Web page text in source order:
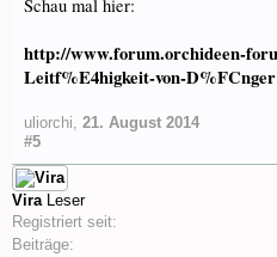
Schau mal hier:
http://www.forum.orchideen-
Leitf%E4higkeit-von-D%FCnger
uliorchi, 21. August 2014
#5
Vira Leser
Registriert seit:
Beiträge: